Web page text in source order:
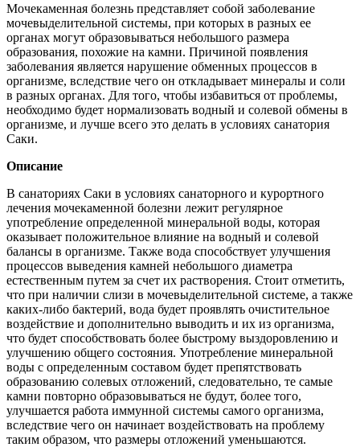
Мочекаменная болезнь представляет собой заболевание
мочевыделительной системы, при которых в разных ее
органах могут образовываться небольшого размера
образования, похожие на камни. Причиной появления
заболевания является нарушение обменных процессов в
организме, вследствие чего он откладывает минералы и соли
в разных органах. Для того, чтобы избавиться от проблемы,
необходимо будет нормализовать водный и солевой обмены в
организме, и лучше всего это делать в условиях санатория
Саки.
Описание
В санаториях Саки в условиях санаторного и курортного
лечения мочекаменной болезни лежит регулярное
употребление определенной минеральной воды, которая
оказывает положительное влияние на водный и солевой
балансы в организме. Также вода способствует улучшения
процессов выведения камней небольшого диаметра
естественным путем за счет их растворения. Стоит отметить,
что при наличии слизи в мочевыделительной системе, а также
каких-либо бактерий, вода будет проявлять очистительное
воздействие и дополнительно выводить и их из организма,
что будет способствовать более быстрому выздоровлению и
улучшению общего состояния. Употребление минеральной
воды с определенным составом будет препятствовать
образованию солевых отложений, следовательно, те самые
камни повторно образовываться не будут, более того,
улучшается работа иммунной системы самого организма,
вследствие чего он начинает воздействовать на проблему
таким образом, что размеры отложений уменьшаются.